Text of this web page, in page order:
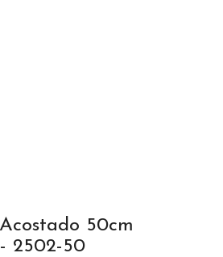
50cm
- 2502-50